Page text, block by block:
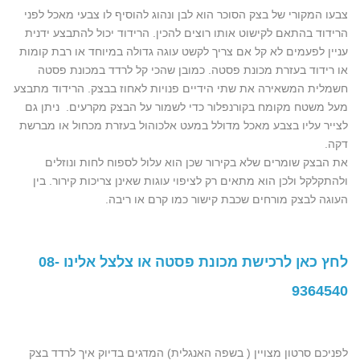
צבעו המקורי של בצק הסוכר הוא לבן ונהוג להוסיף לו צבעי מאכל לפני
הרידוד בהתאם לקישוט אותו רוצים להכין. הרידוד יכול להתבצע ידנית
עניין לפעמים לא קל אם צריך לקשט עוגה גדולה במיוחד או רבת קומות
או רידוד בעזרת מכונת פסטה. כמובן שהכי קל לרדד במכונת פסטה
חשמלית המשאירה את שתי הידיים פנויות לאחוז בבצק. הרידוד מתבצע
מעל משטח מקומח בקורנפלור כדי לשמור על הבצק מקרעים. ניתן גם
לצייר עליו בצבע מאכל מדולל במעט אלכוהול בעזרת מכחול או מברשת
דקה.
את הבצק שומרים שלא בקירור שכן הוא עלול לספוח לחות ונוזלים
ולהתקלקל ולכן הוא מתאים רק לציפוי עוגות שאינן צריכות קירור. בין
העוגה לבצק מורחים שכבת קישור כמו קרם או ריבה.
לחץ כאן לרכישת מכונת פסטה או צלצל אלינו 08-
9364540
לפניכם סרטון מצויין ( בשפה האנגלית) המדגים בדיוק איך לרדד בצק